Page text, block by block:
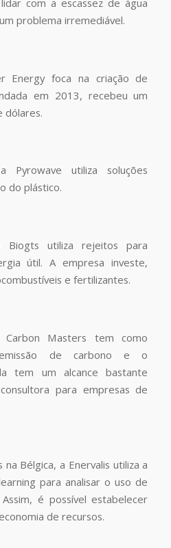
com a escassez de água
problema irremediável.
Energy foca na criação de
em 2013, recebeu um
dólares.
Pyrowave utiliza soluções
do plástico.
Biogts utiliza rejeitos para
útil. A empresa investe,
e fertilizantes.
Masters tem como
de carbono e o
tem um alcance bastante
para empresas de
Bélgica, a Enervalis utiliza a
para analisar o uso de
é possível estabelecer
de recursos.